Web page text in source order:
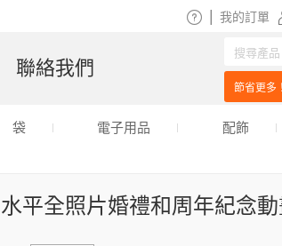
水平全照片婚禮和周年紀念
我的訂單
聯絡我們
節省更多
袋 電子用品 配飾